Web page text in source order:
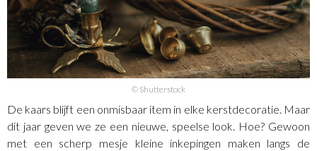
© Shutterstock
De kaars blijft een onmisbaar item in elke kerstdecoratie. Maar
dit jaar geven we ze een nieuwe, speelse look. Hoe? Gewoon
met een scherp mesje kleine inkepingen maken langs de